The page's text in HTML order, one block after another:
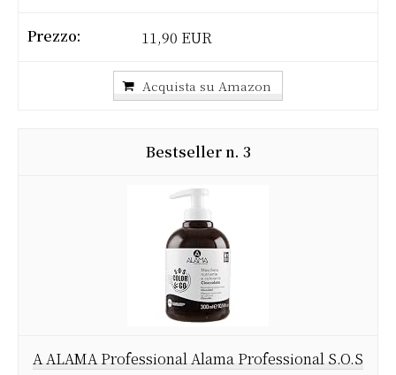
11,90 EUR
Acquista su Amazon
3
A ALAMA Professional Alama Professional S.O.S